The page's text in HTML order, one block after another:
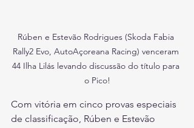
Rúben e Estevão Rodrigues (Skoda Fabia
Rally2 Evo, AutoAçoreana Racing) venceram
44 Ilha Lilás levando discussão do título para
o Pico!
Com vitória em cinco provas especiais
de classificação, Rúben e Estevão